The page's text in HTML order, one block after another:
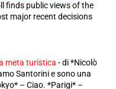
finds public views of the
major recent decisions
meta turistica -di *Nicolò
Santorini e sono una
– Ciao. *Parigi* –